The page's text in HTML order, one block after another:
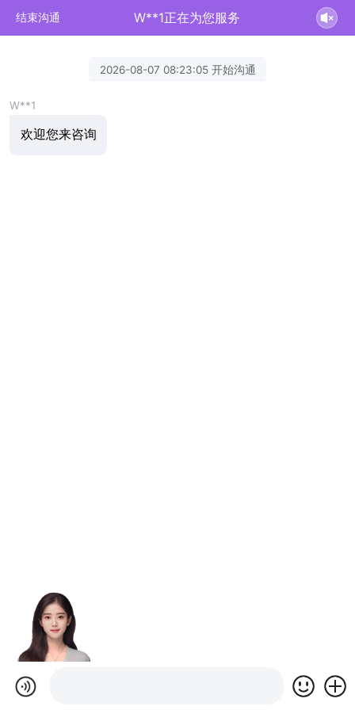
结束沟通 W**1正在为您服务
2026-08-07 08:23:05 开始沟通
W**1
欢迎您来咨询